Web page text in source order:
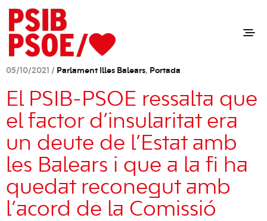
05/10/2021 / Parlament Illes Balears, Portada
El PSIB-PSOE ressalta que
el factor d’insularitat era
un deute de l’Estat amb
les Balears i que a la fi ha
quedat reconegut amb
l’acord de la Comissió